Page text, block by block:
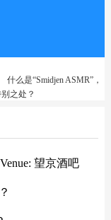
什么是“Smidjen ASMR”，
之处？
望京酒吧